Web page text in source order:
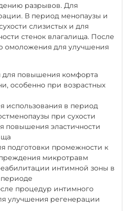
разрывов. Для
В период менопаузы и
слизистых и для
стенок влагалища. После
омоложения для улучшения
для повышения комфорта
особенно при возрастных
использования в период
при сухости
повышения эластичности
подготовки промежности к
микротравм
интимной зоны в
процедур интимного
улучшения регенерации